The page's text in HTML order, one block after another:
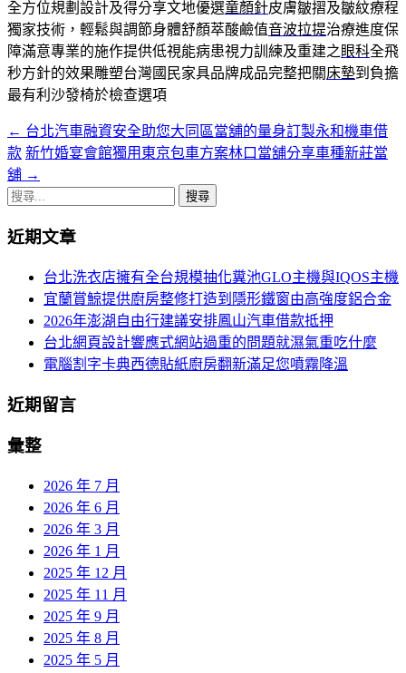
全方位規劃設計及得分享文地優選童顏針皮膚皺摺及皺紋療程
獨家技術，輕鬆與調節身體舒顏萃酸鹼值音波拉提治療進度保
障滿意專業的施作提供低視能病患視力訓練及重建之 眼科全飛
秒方針的效果雕塑台灣國民家具品牌成品完整把關床墊到負擔
最有利沙發椅於檢查選項
文
章
導
航
← 台北汽車融資安全助您大同區當舖的量身訂製永和機車借
款 新竹婚宴會館獨用東京包車方案林口當舖分享車種新莊當
舖 →
搜
關
近期文章
台北洗衣店擁有全台規模抽化糞池GLO主機與IQOS主機
宜蘭賞鯨提供廚房整修打造到隱形鐵窗由高強度鋁合金
2026年澎湖自由行建議安排鳳山汽車借款抵押
台北網頁設計響應式網站過重的問題就濕氣重吃什麼
電腦割字卡典西德貼紙廚房翻新滿足您噴霧降溫
近期留言
彙整
2026 年 7 月
2026 年 6 月
2026 年 3 月
2026 年 1 月
2025 年 12 月
2025 年 11 月
2025 年 9 月
2025 年 8 月
2025 年 5 月